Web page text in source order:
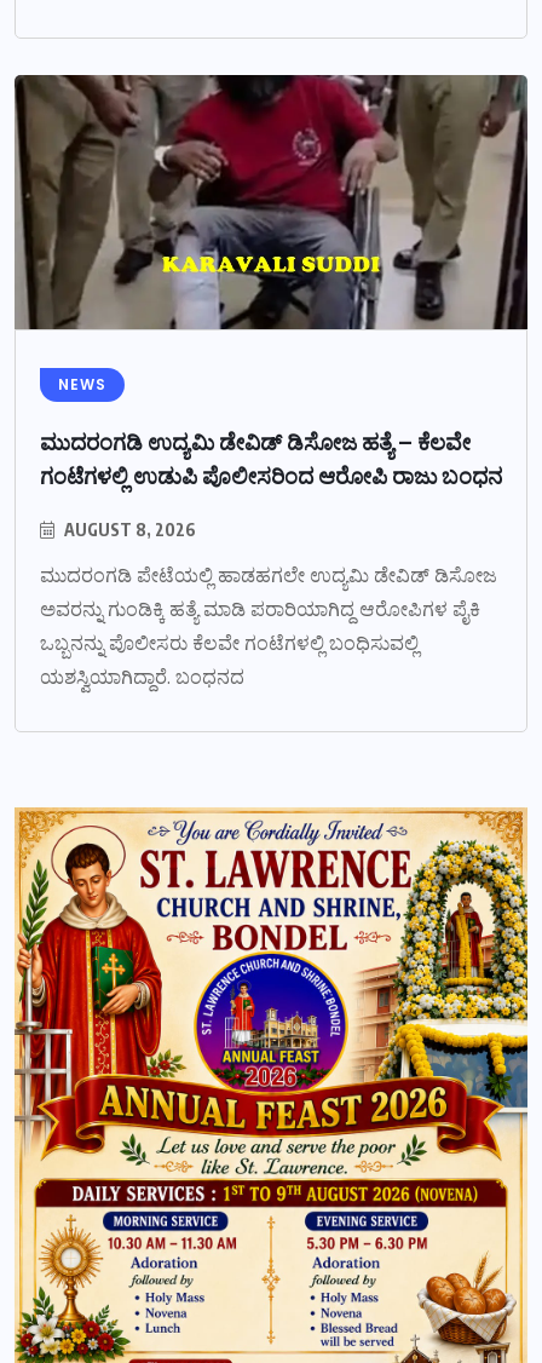
NEWS
ಮುದರಂಗಡಿ ಉದ್ಯಮಿ ಡೇವಿಡ್ ಡಿಸೋಜ ಹತ್ಯೆ – ಕೆಲವೇ
ಗಂಟೆಗಳಲ್ಲಿ ಉಡುಪಿ ಪೊಲೀಸರಿಂದ ಆರೋಪಿ ರಾಜು ಬಂಧನ
AUGUST 8, 2026
ಮುದರಂಗಡಿ ಪೇಟೆಯಲ್ಲಿ ಹಾಡಹಗಲೇ ಉದ್ಯಮಿ ಡೇವಿಡ್ ಡಿಸೋಜ
ಅವರನ್ನು ಗುಂಡಿಕ್ಕಿ ಹತ್ಯೆ ಮಾಡಿ ಪರಾರಿಯಾಗಿದ್ದ ಆರೋಪಿಗಳ ಪೈಕಿ
ಒಬ್ಬನನ್ನು ಪೊಲೀಸರು ಕೆಲವೇ ಗಂಟೆಗಳಲ್ಲಿ ಬಂಧಿಸುವಲ್ಲಿ
ಯಶಸ್ವಿಯಾಗಿದ್ದಾರೆ. ಬಂಧನದ